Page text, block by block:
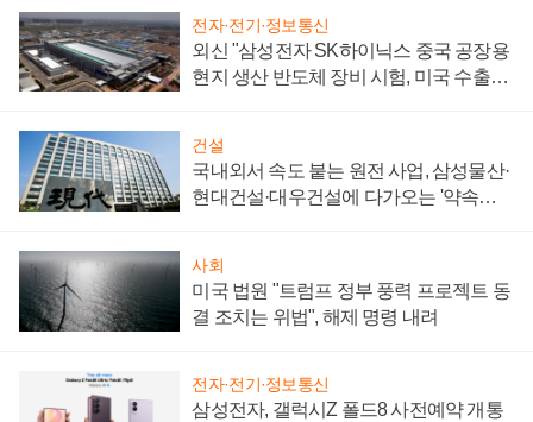
전자·전기·정보통신
외신 "삼성전자 SK하이닉스 중국 공장용
현지 생산 반도체 장비 시험, 미국 수출통
건설
국내외서 속도 붙는 원전 사업, 삼성물산·
현대건설·대우건설에 다가오는 '약속의
사회
미국 법원 "트럼프 정부 풍력 프로젝트 동
결 조치는 위법", 해제 명령 내려
전자·전기·정보통신
삼성전자, 갤럭시Z 폴드8 사전예약 개통